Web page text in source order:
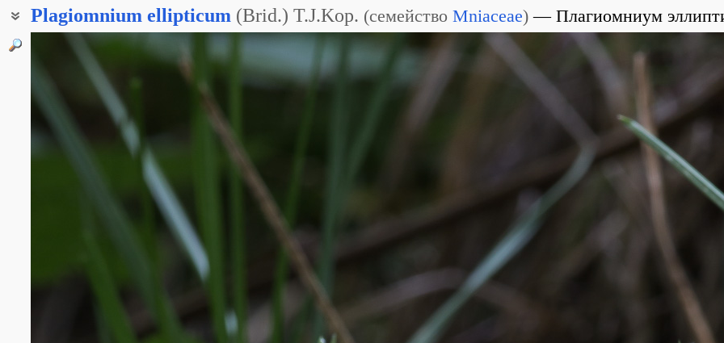
Plagiomnium ellipticum (Brid.) T.J.Kop. (семейство Mniaceae) Плагиомниум
Мний морщинистый